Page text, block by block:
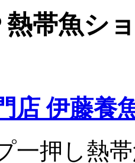
熱帯魚シ
店 伊藤養
一押し熱